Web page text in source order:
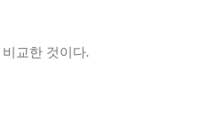
교한 것이다.